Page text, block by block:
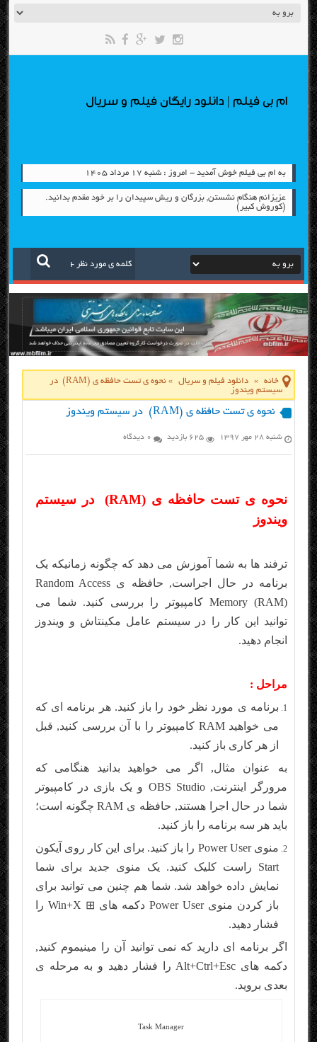
ام بی فیلم | دانلود رایگان فیلم و سریال
به ام بی فیلم خوش آمدید - امروز : شنبه ۱۷ مرداد ۱۴۰۵
عزیزانم هنگام نشستن, بزرگان و ریش سپیدان را بر خود مقدم بدانید.
(کوروش کبیر)
خانه » دانلود فیلم و سریال »
نحوه ی تست حافظه ی (RAM) در
سیستم ویندوز
نحوه ی تست حافظه ی (RAM) در سیستم ویندوز
شنبه ۲۸ مهر ۱۳۹۷ 625 بازدید 0 دیدگاه
نحوه ی تست حافظه ی (RAM) در سیستم
ویندوز
ترفند ها به شما آموزش می دهد که چگونه زمانیکه یک
برنامه در حال اجراست, حافظه ی Random Access
Memory (RAM) کامپیوتر را بررسی کنید. شما می
توانید این کار را در سیستم عامل مکینتاش و ویندوز
انجام دهید.
مراحل :
برنامه ی مورد نظر خود را باز کنید. هر برنامه ای که
می خواهید RAM کامپیوتر را با آن بررسی کنید, قبل
از هر کاری باز کنید.
به عنوان مثال, اگر می خواهید بدانید هنگامی که
مرورگر اینترنت, OBS Studio و یک بازی در کامپیوتر
شما در حال اجرا هستند, حافظه ی RAM چگونه است؛
باید هر سه برنامه را باز کنید.
منوی Power User را باز کنید. برای این کار روی آیکون
Start راست کلیک کنید. یک منوی جدید برای شما
نمایش داده خواهد شد. شما هم چنین می توانید برای
باز کردن منوی Power User دکمه های ⊞ Win+X را
فشار دهید.
اگر برنامه ای دارید که نمی توانید آن را مینیموم کنید,
دکمه های Alt+Ctrl+Esc را فشار دهید و به مرحله ی
بعدی بروید.
Task Manager